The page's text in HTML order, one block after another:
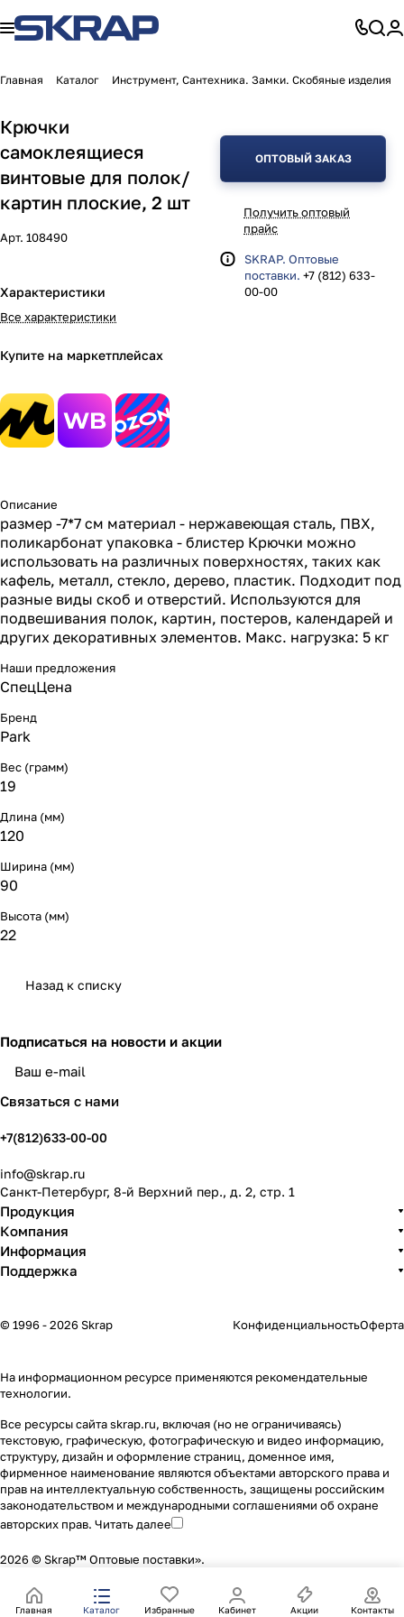
Главная Каталог Инструмент, Сантехника. Замки. Скобяные изделия
Крючки
самоклеящиеся
винтовые для полок/
картин плоские, 2 шт
Арт. 108490
Характеристики
Все характеристики
Купите на маркетплейсах
ОПТОВЫЙ ЗАКАЗ
Получить оптовый
прайс
SKRAP. Оптовые
поставки. +7 (812) 633-
00-00
Описание
размер -7*7 см материал - нержавеющая сталь, ПВХ,
поликарбонат упаковка - блистер Крючки можно
использовать на различных поверхностях, таких как
кафель, металл, стекло, дерево, пластик. Подходит под
разные виды скоб и отверстий. Используются для
подвешивания полок, картин, постеров, календарей и
других декоративных элементов. Макс. нагрузка: 5 кг
Наши предложения
СпецЦена
Бренд
Park
Вес (грамм)
19
Длина (мм)
120
Ширина (мм)
90
Высота (мм)
22
Назад к списку
Подписаться на новости и акции
Связаться с нами
+7(812)633-00-00
info@skrap.ru
Санкт-Петербург, 8-й Верхний пер., д. 2, стр. 1
Продукция
Компания
Информация
Поддержка
© 1996 - 2026 Skrap КонфиденциальностьОферта
На информационном ресурсе применяются рекомендательные
технологии.
Все ресурсы сайта skrap.ru, включая (но не ограничиваясь)
текстовую, графическую, фотографическую и видео информацию,
структуру, дизайн и оформление страниц, доменное имя,
фирменное наименование являются объектами авторского права и
прав на интеллектуальную собственность, защищены российским
законодательством и международными соглашениями об охране
авторских прав. Читать далее
2026 © Skrap™ Оптовые поставки».
Главная Каталог Избранные Кабинет Акции Контакты